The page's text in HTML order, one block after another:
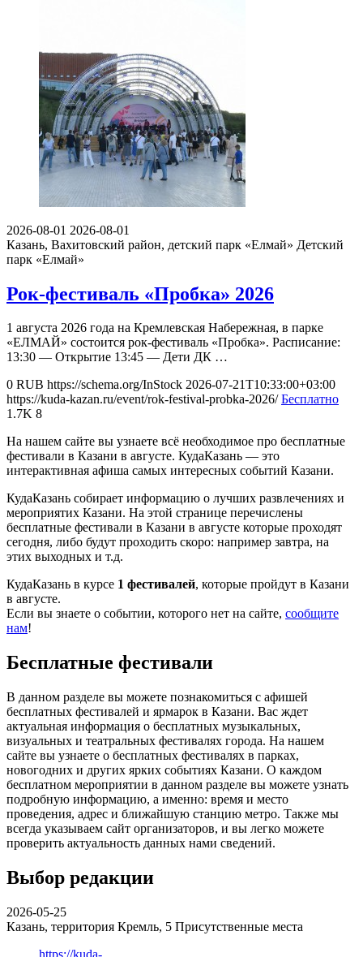
2026-08-01 2026-08-01
Казань, Вахитовский район, детский парк «Елмай» Детский
парк «Елмай»
Рок-фестиваль «Пробка» 2026
1 августа 2026 года на Кремлевская Набережная, в парке
«ЕЛМАЙ» состоится рок-фестиваль «Пробка». Расписание:
13:30 — Открытие 13:45 — Дети ДК …
0 RUB https://schema.org/InStock 2026-07-21T10:33:00+03:00
https://kuda-kazan.ru/event/rok-festival-probka-2026/ Бесплатно
1.7K 8
На нашем сайте вы узнаете всё необходимое про бесплатные
фестивали в Казани в августе. КудаКазань — это
интерактивная афиша самых интересных событий Казани.
КудаКазань собирает информацию о лучших развлечениях и
мероприятих Казани. На этой странице перечислены
бесплатные фестивали в Казани в августе которые проходят
сегодня, либо будут проходить скоро: например завтра, на
этих выходных и т.д.
КудаКазань в курсе 1 фестивалей, которые пройдут в Казани
в августе.
Если вы знаете о событии, которого нет на сайте, сообщите
нам!
Бесплатные фестивали
В данном разделе вы можете познакомиться с афишей
бесплатных фестивалей и ярмарок в Казани. Вас ждет
актуальная информация о бесплатных музыкальных,
визуальных и театральных фестивалях города. На нашем
сайте вы узнаете о бесплатных фестивалях в парках,
новогодних и других ярких событиях Казани. О каждом
бесплатном мероприятии в данном разделе вы можете узнать
подробную информацию, а именно: время и место
проведения, адрес и ближайшую станцию метро. Также мы
всегда указываем сайт организаторов, и вы легко можете
проверить актуальность данных нами сведений.
Выбор редакции
2026-05-25
Казань, территория Кремль, 5 Присутственные места
https://kuda-